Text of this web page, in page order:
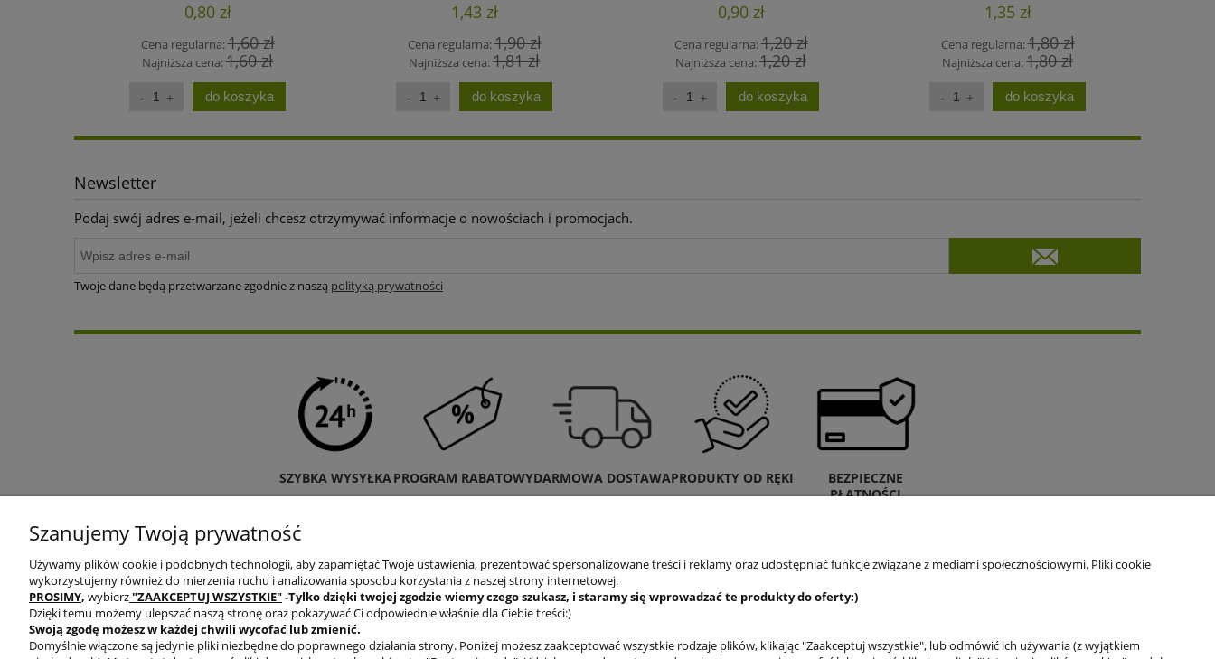
0,80 zł
Cena regularna:1,60 zł
Najniższa cena:1,60 zł
do koszyka
1,43 zł
Cena regularna:1,90 zł
Najniższa cena:1,81 zł
do koszyka
0,90 zł
Cena regularna:1,20 zł
Najniższa cena:1,20 zł
do koszyka
1,35 zł
Cena regularna:1,80 zł
Najniższa cena:1,80 zł
do koszyka
Newsletter
Podaj swój adres e-mail, jeżeli chcesz otrzymywać informacje o nowościach i promocjach.
Twoje dane będą przetwarzane zgodnie z naszą polityką prywatności
SZYBKA WYSYŁKA PROGRAM RABATOWYDARMOWA DOSTAWAPRODUKTY OD RĘKI
BEZPIECZNE
PŁATNOŚCI
Szanujemy Twoją prywatność
Używamy plików cookie i podobnych technologii, aby zapamiętać Twoje ustawienia, prezentować spersonalizowane treści i reklamy oraz udostępniać funkcje związane z mediami społecznościowymi. Pliki cookie
wykorzystujemy również do mierzenia ruchu i analizowania sposobu korzystania z naszej strony internetowej.
PROSIMY, wybierz"ZAAKCEPTUJ WSZYSTKIE"-Tylko dzięki twojej zgodziewiemy czego szukasz, i staramy się wprowadzać te produkty do oferty:)
Dzięki temu możemy ulepszać naszą stronę oraz pokazywać Ci odpowiednie właśnie dla Ciebie treści:)
Swoją zgodę możesz w każdej chwili wycofać lub zmienić.
Domyślnie włączone są jedynie pliki niezbędne do poprawnego działania strony. Poniżej możesz zaakceptować wszystkie rodzaje plików, klikając "Zaakceptuj wszystkie", lub odmówić ich używania (z wyjątkiem